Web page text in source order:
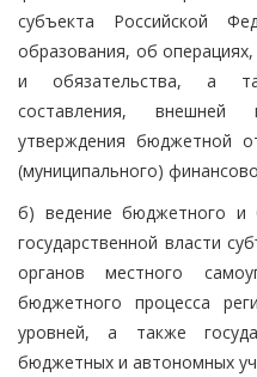
субъекта Российской
образования, об
и обязательства, а
составления, внешней
утверждения бюджетной
(муниципального)
б) ведение бюджетного и
государственной власти
органов местного
бюджетного процесса
уровней, а также
бюджетных и автономных